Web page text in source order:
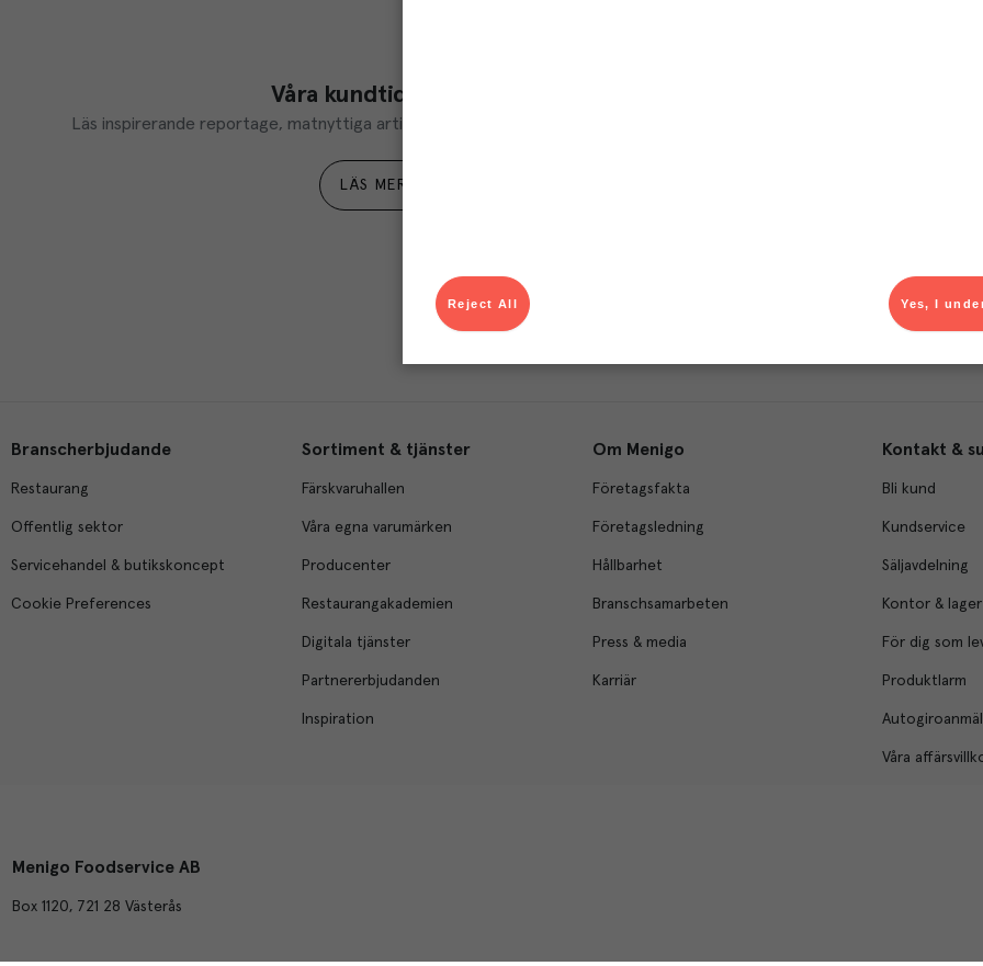
Våra kundtidningar
Läs inspirerande reportage, matnyttiga artiklar och ta del av aktuella kampanjer.
LÄS MER
Du som är Menigo-
Branscherbjudande
Restaurang
Offentlig sektor
Servicehandel & butikskoncept
Cookie Preferences
Sortiment & tjänster
Färskvaruhallen
Våra egna varumärken
Producenter
Restaurangakademien
Digitala tjänster
Partnererbjudanden
Inspiration
Om Menigo
Företagsfakta
Företagsledning
Hållbarhet
Branschsamarbeten
Press & media
Karriär
Kontakt &
Bli kund
Kundservice
Säljavdelning
Kontor & lager
För dig som
Produktlarm
Våra
Menigo Foodservice AB
Box 1120, 721 28 Västerås
Yes, I
Reject All